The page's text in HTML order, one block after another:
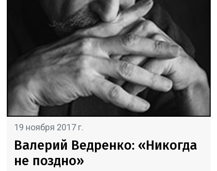
19 ноября 2017 г.
Валерий Ведренко: «Никогда
не поздно»